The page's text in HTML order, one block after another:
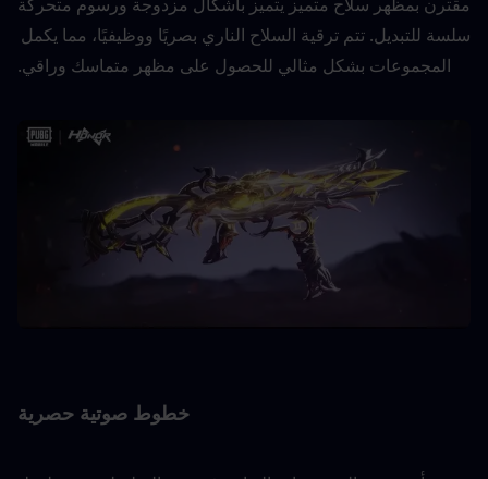
المجموعات بشكل مثالي للحصول على مظهر متماسك وراقي.
خطوط صوتية حصرية